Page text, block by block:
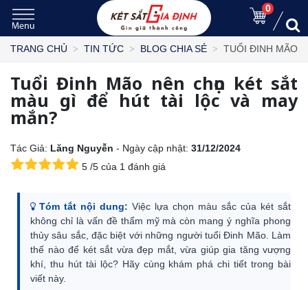
0
TRANG CHỦ TIN TỨC BLOG CHIA SẺ TUỔI ĐINH MÃO
Tuổi Đinh Mão nên chọn két sắt
màu gì để hút tài lộc và may
mắn?
Tác Giả: Lăng Nguyễn - Ngày cập nhật: 31/12/2024
5 /5 của 1 đánh giá
Tóm tắt nội dung: Việc lựa chọn màu sắc của két sắt
không chỉ là vấn đề thẩm mỹ mà còn mang ý nghĩa phong
thủy sâu sắc, đặc biệt với những người tuổi Đinh Mão. Làm
thế nào để két sắt vừa đẹp mắt, vừa giúp gia tăng vượng
khí, thu hút tài lộc? Hãy cùng khám phá chi tiết trong bài
viết này.